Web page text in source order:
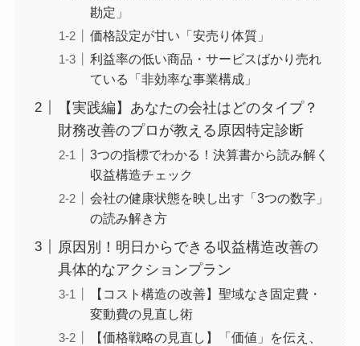
勘定」
価格設定が甘い「安売り体質」
利益率の低い商品・サービスばかり売れ
ている「非効率な事業構成」
【実践編】あなたの会社はどのタイプ？
財務改善のプロが教える原因特定診断
3つの指標でわかる！決算書から読み解く
収益構造チェック
会社の健康状態を映し出す「3つの数字」
の読み解き方
原因別！明日からできる収益構造改善の
具体的なアクションプラン
【コスト構造の改善】聖域なき固定費・
変動費の見直し術
【価格戦略の見直し】「価値」を伝え、